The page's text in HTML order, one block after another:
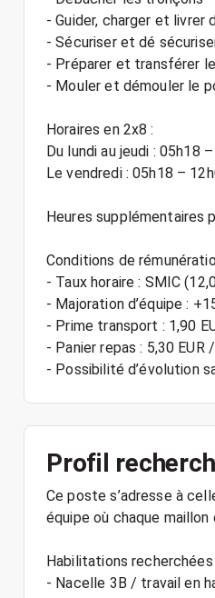
- Guider, charger et
- Sécuriser et dé
- Préparer et transférer
- Mouler et démouler le
Horaires en 2x8 :
Du lundi au jeudi : 05h18
Le vendredi : 05h18 –
Heures supplémentaires
Conditions de
- Taux horaire : SMIC
- Majoration d’équipe :
- Prime transport : 1,90
- Panier repas : 5,30 EUR
- Possibilité d’évolution
Profil
Ce poste s’adresse à
équipe où chaque
Habilitations recherchées
- Nacelle 3B / travail en